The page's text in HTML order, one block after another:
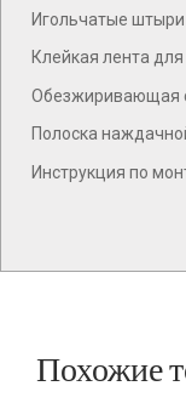
Игольчатые штыри
Клейкая лента
Обезжиривающая
Полоска
Инструкция по
Похожие